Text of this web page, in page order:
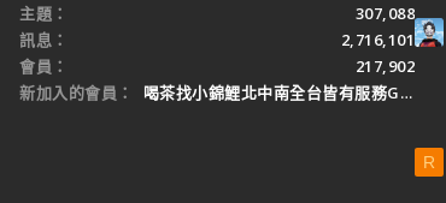
主題
307,088
訊息
2,716,101
會員
217,902
新加入的會員
喝茶找小錦鯉北中南全台皆有服務Gleezy：tw3
R